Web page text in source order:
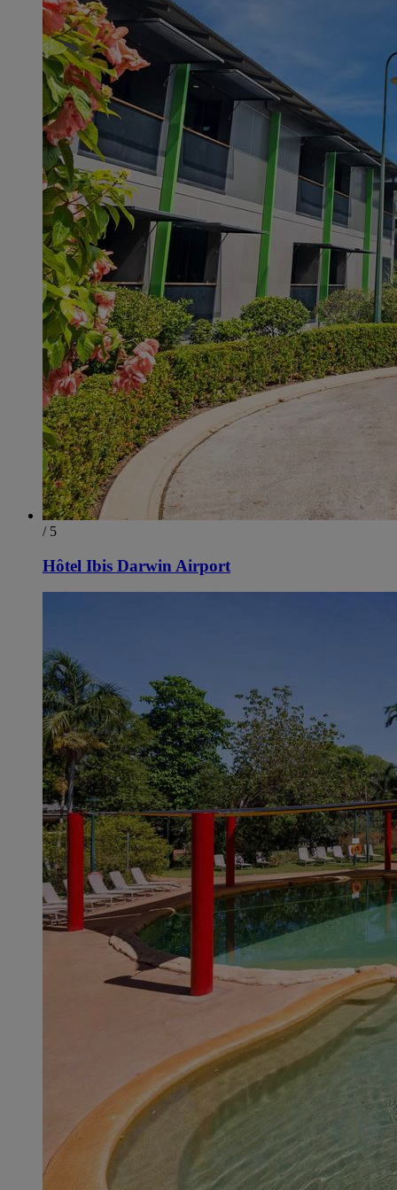
/ 5
Hôtel Ibis Darwin Airport